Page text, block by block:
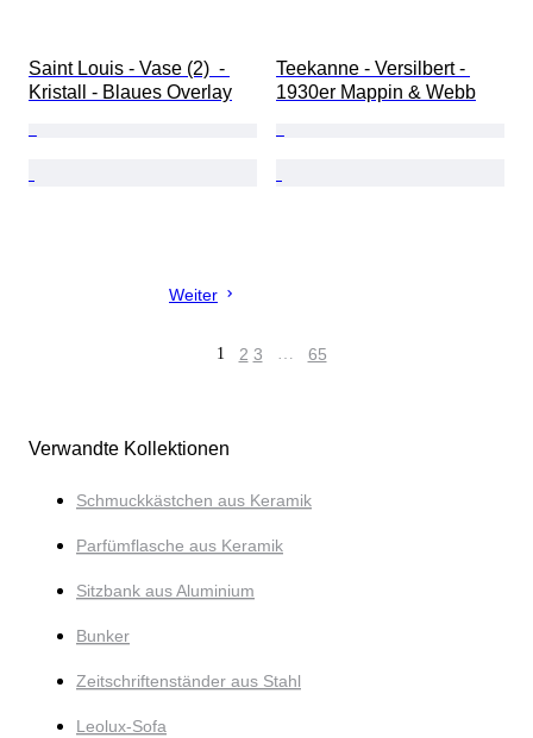
Saint Louis - Vase (2)  -
Kristall - Blaues Overlay
Teekanne - Versilbert -
1930er Mappin & Webb
Weiter
1 2 3 … 65
Verwandte Kollektionen
Schmuckkästchen aus Keramik
Parfümflasche aus Keramik
Sitzbank aus Aluminium
Bunker
Zeitschriftenständer aus Stahl
Leolux-Sofa